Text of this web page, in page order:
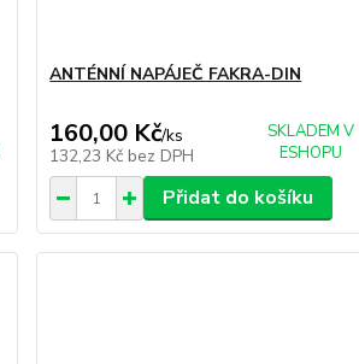
ANTÉNNÍ NAPÁJEČ FAKRA-DIN
160,00 Kč/ks
132,23 Kč bez DPH
SKLADEM V
ESHOPU
Přidat do košíku